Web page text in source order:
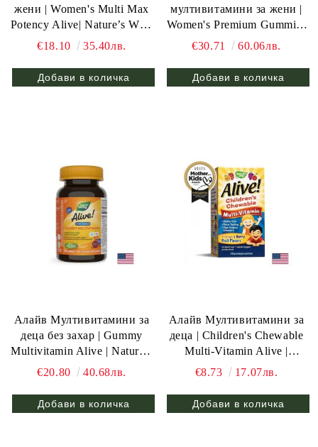
жени | Women's Multi Max
Potency Alive| Nature’s Way,
30 табл.
€18.10 35.40лв.
мултивитамини за жени |
Women's Premium Gummies
Multivitamin Alive | Nature’s
€30.71 60.06лв.
Алайв Мултивитамини за
деца без захар | Gummy
Multivitamin Alive | Nature’s
Way, 40 желирани табл.
€20.80 40.68лв.
Алайв Мултивитамини за
деца | Children's Chewable
Multi-Vitamin Alive |
Nature’s Way, 30 дъвч.табл.
€8.73 17.07лв.